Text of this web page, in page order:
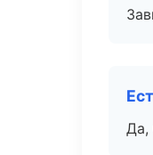
Да,